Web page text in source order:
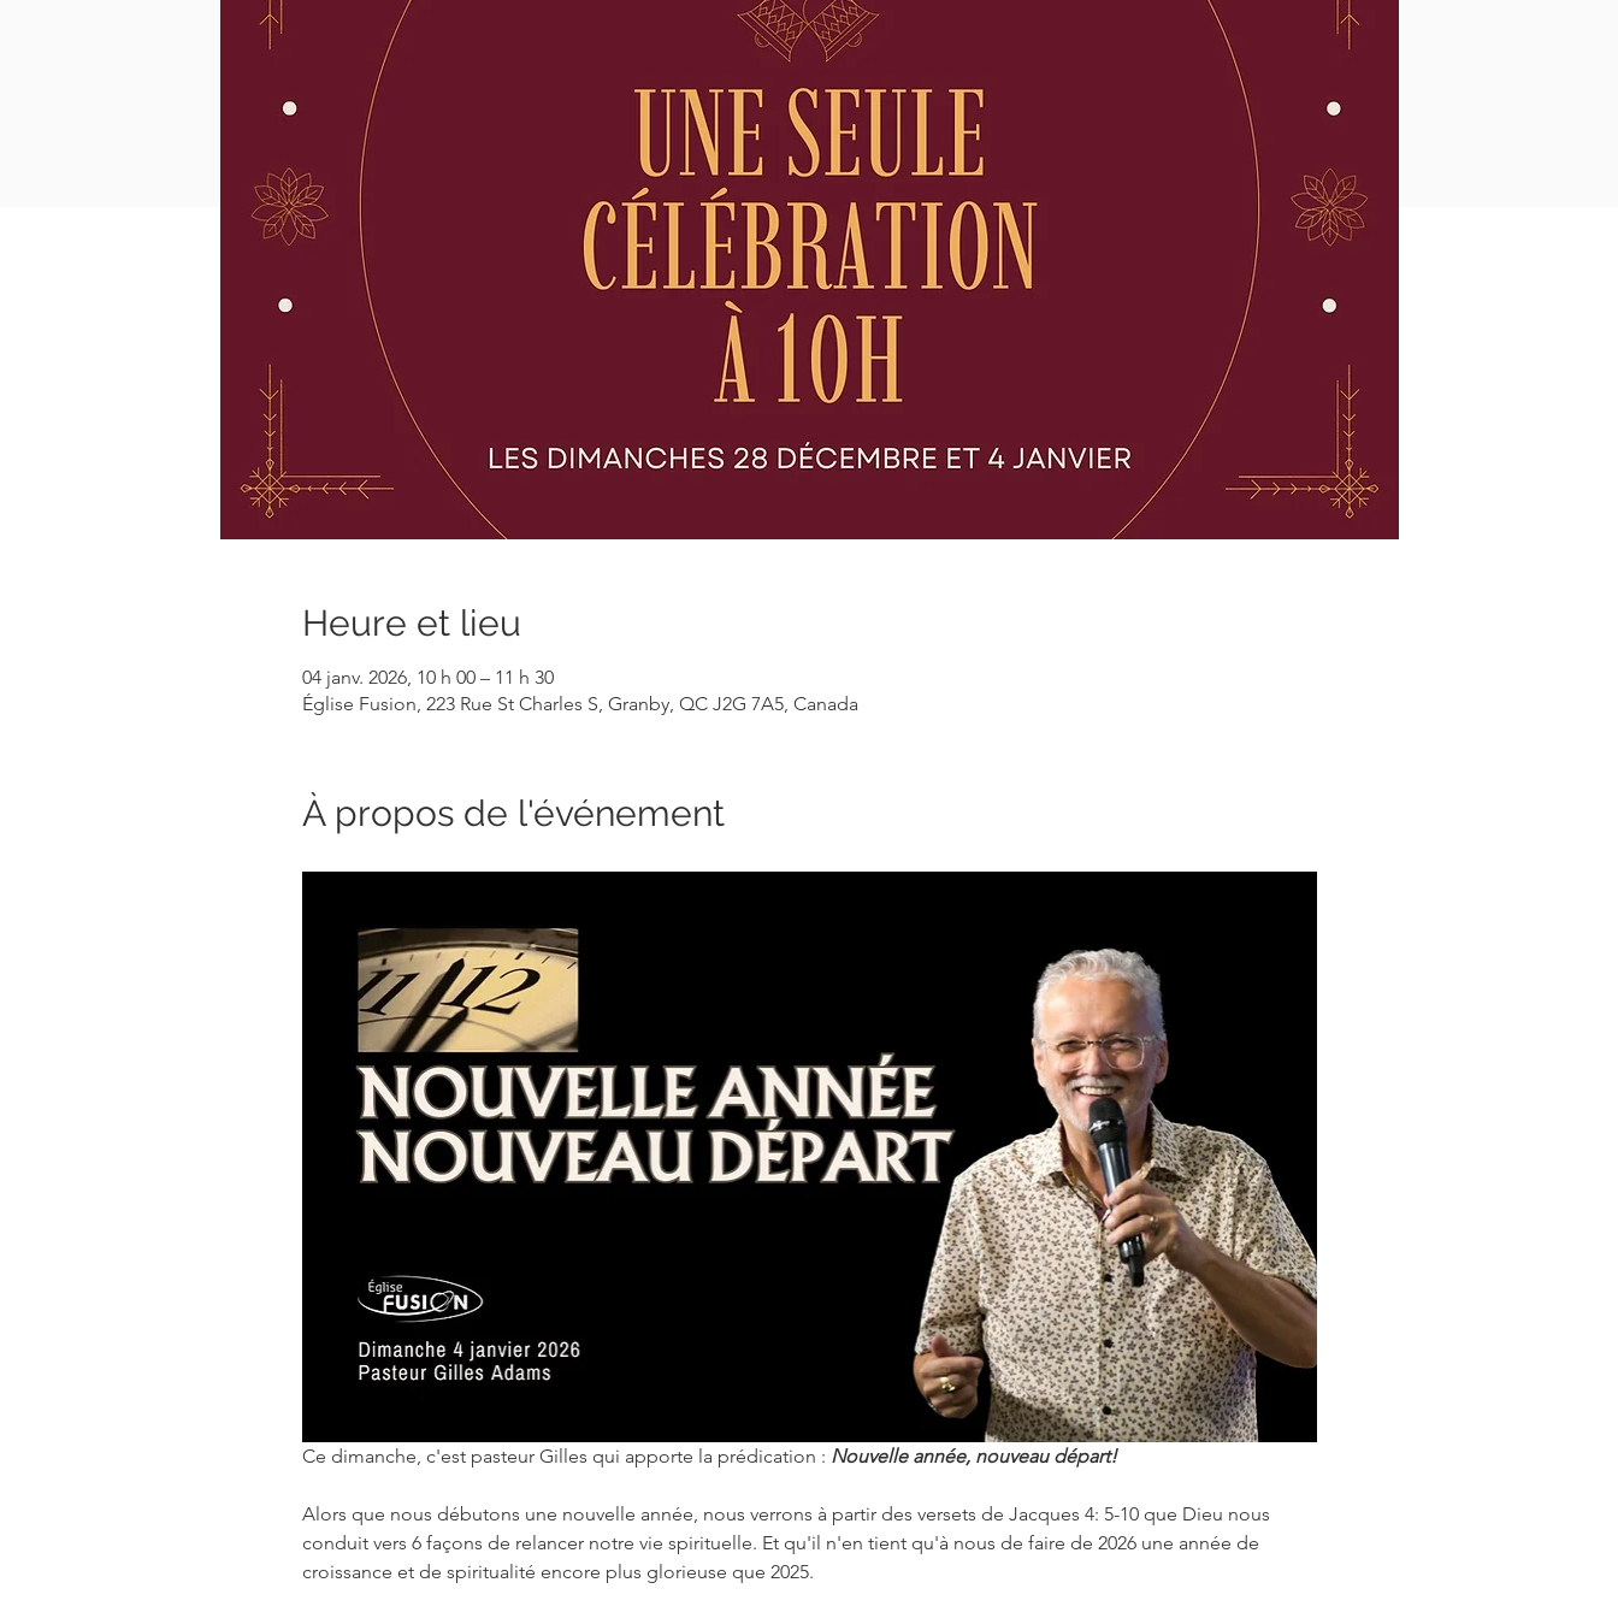
Heure et lieu
04 janv. 2026, 10 h 00 – 11 h 30
Église Fusion, 223 Rue St Charles S, Granby, QC J2G 7A5, Canada
À propos de l'événement
Ce dimanche, c'est pasteur Gilles qui apporte la prédication : Nouvelle année, nouveau départ!
Alors que nous débutons une nouvelle année, nous verrons à partir des versets de Jacques 4: 5-10 que Dieu nous
conduit vers 6 façons de relancer notre vie spirituelle. Et qu'il n'en tient qu'à nous de faire de 2026 une année de
croissance et de spiritualité encore plus glorieuse que 2025.